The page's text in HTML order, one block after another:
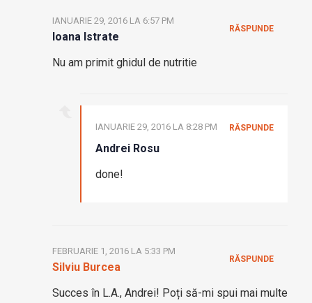
Ioana Istrate
IANUARIE 29, 2016 LA 6:57 PM
Nu am primit ghidul de nutritie
RĂSPUNDE
Andrei Rosu
IANUARIE 29, 2016 LA 8:28 PM
done!
RĂSPUNDE
Silviu Burcea
FEBRUARIE 1, 2016 LA 5:33 PM
Succes în L.A., Andrei! Poți să-mi spui mai multe
RĂSPUNDE